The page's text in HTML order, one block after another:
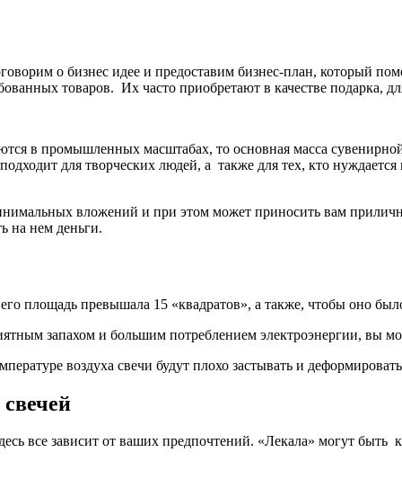
о бизнес идее и предоставим бизнес-план, который
товаров. Их часто приобретают в качестве подарка,
в промышленных масштабах, то основная масса
для творческих людей, а также для тех, кто
вложений и при этом может приносить вам
на нем деньги.
площадь превышала 15 «квадратов», а также, чтобы оно
запахом и большим потреблением электроэнергии, вы
воздуха свечи будут плохо застывать и
все зависит от ваших предпочтений. «Лекала» могут